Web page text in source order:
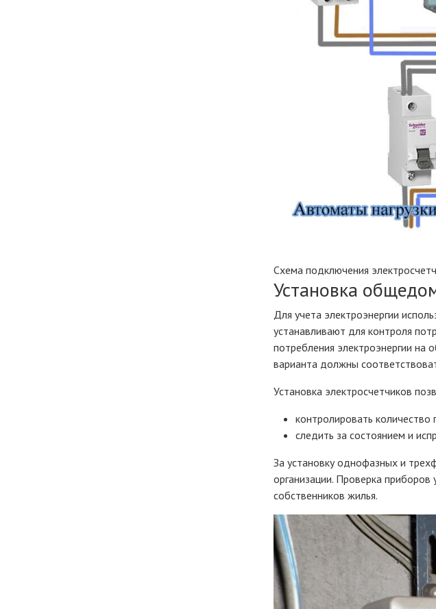
Схема подключения
Установка
Для учета электроэнергии
устанавливают для контроля
потребления электроэнергии
варианта должны
Установка электросчетчиков
контролировать количество
следить за состоянием и
За установку однофазных и
организации. Проверка
собственников жилья.